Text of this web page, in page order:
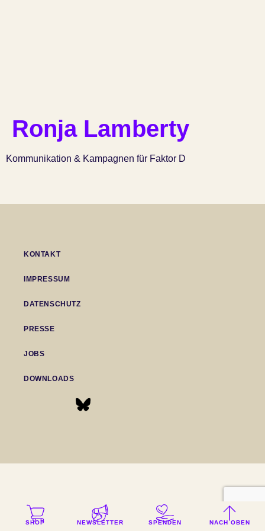
SHOP NEWSLETTER SPENDEN NACH OBEN
Ronja Lamberty
Kommunikation & Kampagnen für Faktor D
KONTAKT
IMPRESSUM
DATENSCHUTZ
PRESSE
JOBS
DOWNLOADS